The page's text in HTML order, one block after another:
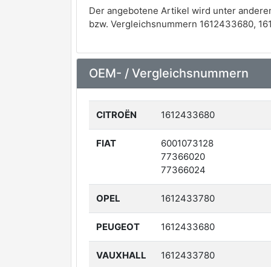
Der angebotene Artikel wird unter
bzw. Vergleichsnummern 1612433680,
OEM- / Vergleichsnummern
CITROËN 1612433680
FIAT 6001073128
77366020
77366024
OPEL 1612433780
PEUGEOT 1612433680
VAUXHALL 1612433780